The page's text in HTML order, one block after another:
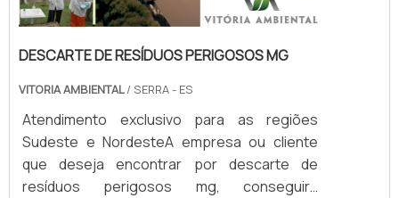
DESCARTE DE RESÍDUOS PERIGOSOS MG
VITORIA AMBIENTAL/ SERRA - ES
Atendimento exclusivo para as regiões
Sudeste e NordesteA empresa ou cliente
que deseja encontrar por descarte de
resíduos perigosos mg, conseguirá